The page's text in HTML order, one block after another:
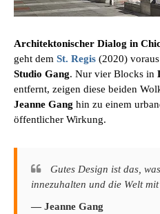
Architektonischer Dialog in
geht dem St. Regis (2020)
Studio Gang. Nur vier Blocks in
entfernt, zeigen diese beiden
Jeanne Gang hin zu einem
öffentlicher Wirkung.
Gutes Design ist das,
innezuhalten und die Welt
— Jeanne Gang